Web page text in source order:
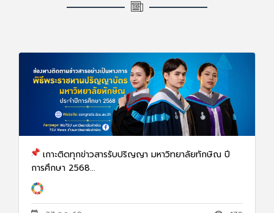
เกาะติดทุกข่าวสารรับปริญญา มหาวิทยาลัยทักษิณ ปี
การศึกษา 2568...